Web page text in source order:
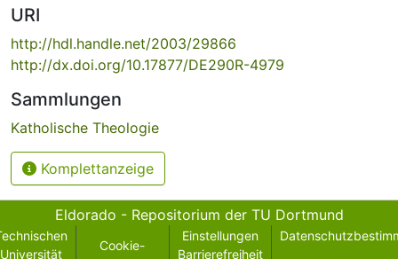
URI
http://hdl.handle.net/2003/29866
http://dx.doi.org/10.17877/DE290R-4979
Sammlungen
Katholische Theologie
Komplettanzeige
Eldorado - Repositorium der TU Dortmund
Universität
Cookie-
Einstellungen
Barrierefreiheit